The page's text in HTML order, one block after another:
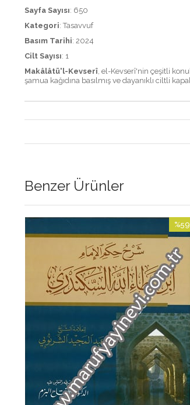
Sayfa Sayısı: 650
Kategori: Tasavvuf
Basım Tarihi: 2024
Cilt Sayısı: 1
Makâlâtü'l-Kevserî, el-Kevserî'nin çeşitli
şamua kağıdına basılmış ve dayanıklı ciltli
Benzer Ürünler
%59